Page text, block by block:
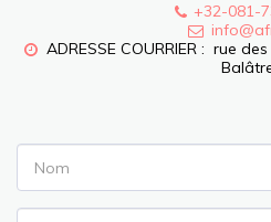
+32-081-
ADRESSE COURRIER :  rue